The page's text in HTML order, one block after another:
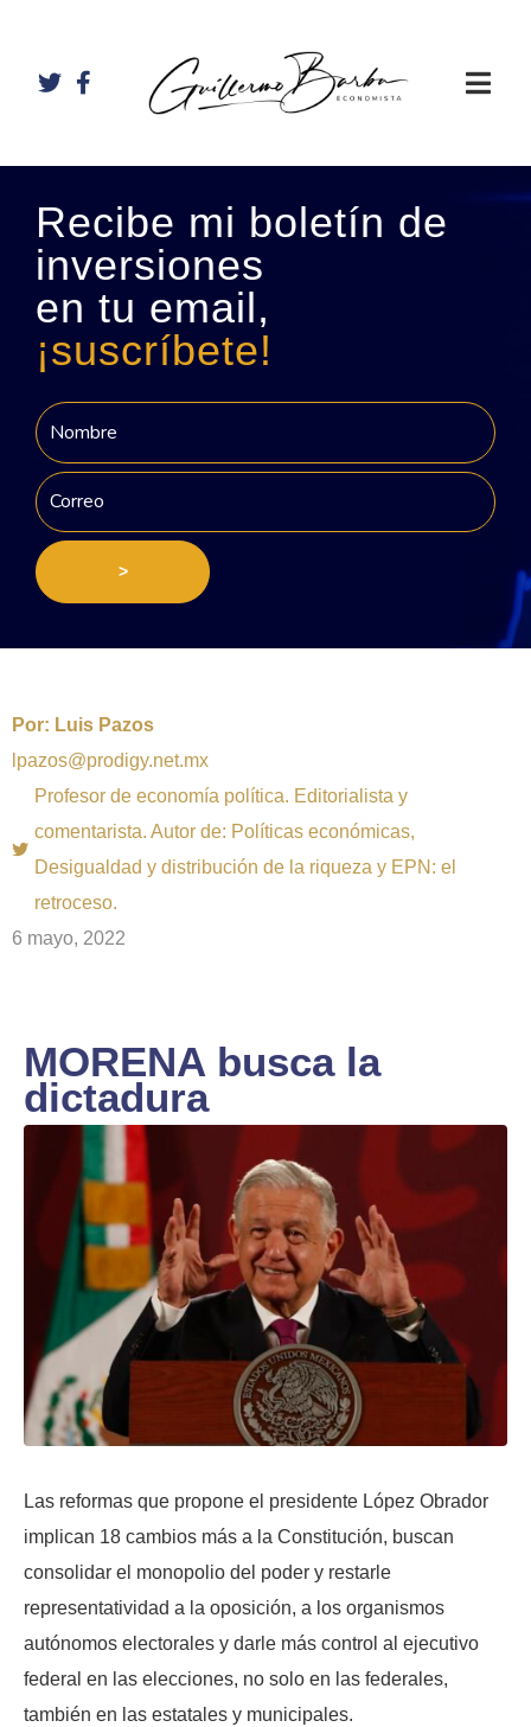
Recibe mi boletín de
inversiones
en tu email,
¡suscríbete!
>
Por: Luis Pazos
lpazos@prodigy.net.mx
Profesor de economía política. Editorialista y
comentarista. Autor de: Políticas económicas,
Desigualdad y distribución de la riqueza y EPN: el
retroceso.
6 mayo, 2022
MORENA busca la
dictadura
Las reformas que propone el presidente López Obrador
implican 18 cambios más a la Constitución, buscan
consolidar el monopolio del poder y restarle
representatividad a la oposición, a los organismos
autónomos electorales y darle más control al ejecutivo
federal en las elecciones, no solo en las federales,
también en las estatales y municipales.